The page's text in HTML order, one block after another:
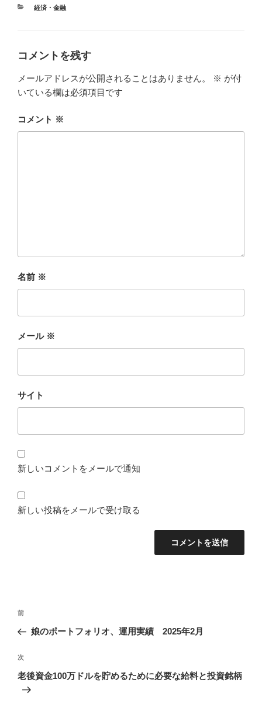
カ
経済・金融
コメントを残す
メールアドレスが公開されることはありません。 ※ が付
いている欄は必須項目です
コメント ※
名前 ※
メール ※
サイト
新しいコメントをメールで通知
新しい投稿をメールで受け取る
投
ナ
ビ
ゲ
ー
前
の
稿
前
娘のポートフォリオ、運用実績 2025年2月
次
の
次
老後資金100万ドルを貯めるために必要な給料と投資銘柄